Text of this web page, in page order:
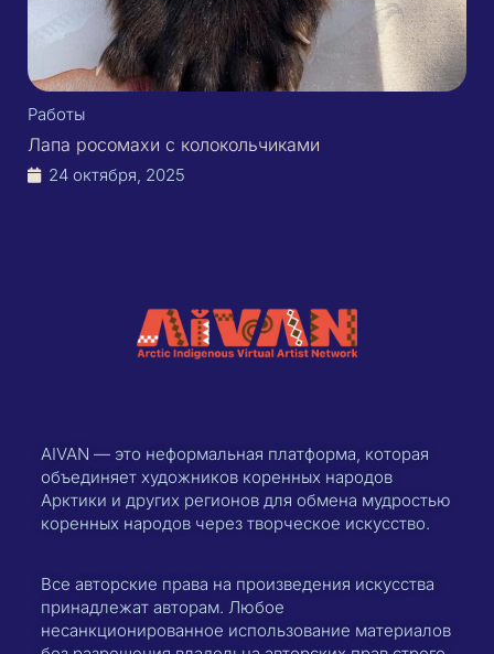
Работы
Лапа росомахи с колокольчиками
24 октября, 2025
AIVAN — это неформальная платформа, которая
объединяет художников коренных народов
Арктики и других регионов для обмена мудростью
коренных народов через творческое искусство.
Все авторские права на произведения искусства
принадлежат авторам. Любое
несанкционированное использование материалов